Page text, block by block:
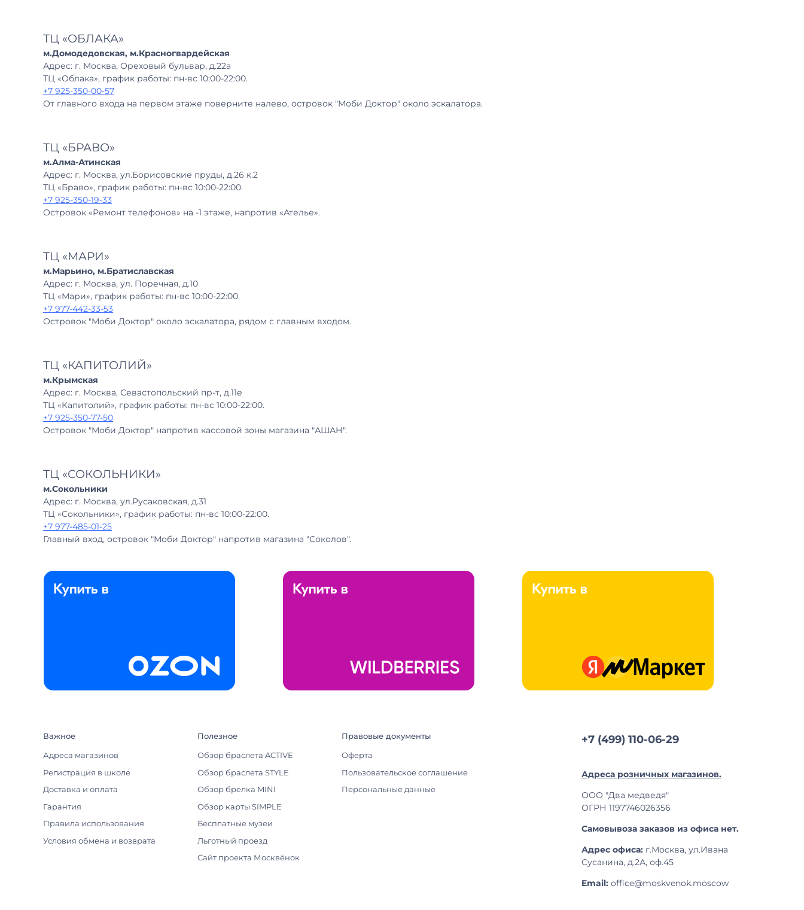
ТЦ «ОБЛАКА»
м.Домодедовская, м.Красногвардейская
Адрес: г. Москва, Ореховый бульвар, д.22а
ТЦ «Облака», график работы: пн-вс 10:00-22:00.
+7 925-350-00-57
От главного входа на первом этаже поверните налево, островок "Моби Доктор" около эскалатора.
ТЦ «БРАВО»
м.Алма-Атинская
Адрес: г. Москва, ул.Борисовские пруды, д.26 к.2
ТЦ «Браво», график работы: пн-вс 10:00-22:00.
+7 925-350-19-33
Островок «Ремонт телефонов» на -1 этаже, напротив «Ателье».
ТЦ «МАРИ»
м.Марьино, м.Братиславская
Адрес: г. Москва, ул. Поречная, д.10
ТЦ «Мари», график работы: пн-вс 10:00-22:00.
+7 977-442-33-53
Островок "Моби Доктор" около эскалатора, рядом с главным входом.
ТЦ «КАПИТОЛИЙ»
м.Крымская
Адрес: г. Москва, Севастопольский пр-т, д.11е
ТЦ «Капитолий», график работы: пн-вс 10:00-22:00.
+7 925-350-77-50
Островок "Моби Доктор" напротив кассовой зоны магазина "АШАН".
ТЦ «СОКОЛЬНИКИ»
м.Сокольники
Адрес: г. Москва, ул.Русаковская, д.31
ТЦ «Сокольники», график работы: пн-вс 10:00-22:00.
+7 977-485-01-25
Главный вход, островок "Моби Доктор" напротив магазина "Соколов".
Важное
Адреса магазинов
Регистрация в школе
Доставка и оплата
Гарантия
Правила использования
Условия обмена и возврата
Полезное
Обзор браслета ACTIVE
Обзор браслета STYLE
Обзор брелка MINI
Обзор карты SIMPLE
Бесплатные музеи
Льготный проезд
Сайт проекта Москвёнок
Правовые документы
Оферта
Пользовательское соглашение
Персональные данные
+7 (499) 110-06-29
Адреса розничных магазинов.
ООО "Два медведя"
ОГРН 1197746026356
Самовывоза заказов из офиса нет.
Адрес офиса: г.Москва, ул.Ивана
Сусанина, д.2А, оф.45
Email: office@moskvenok.moscow